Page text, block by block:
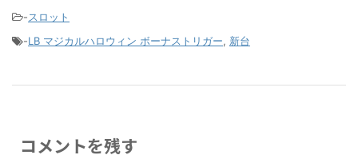
-スロット
-LB マジカルハロウィン ボーナストリガー, 新台
コメントを残す